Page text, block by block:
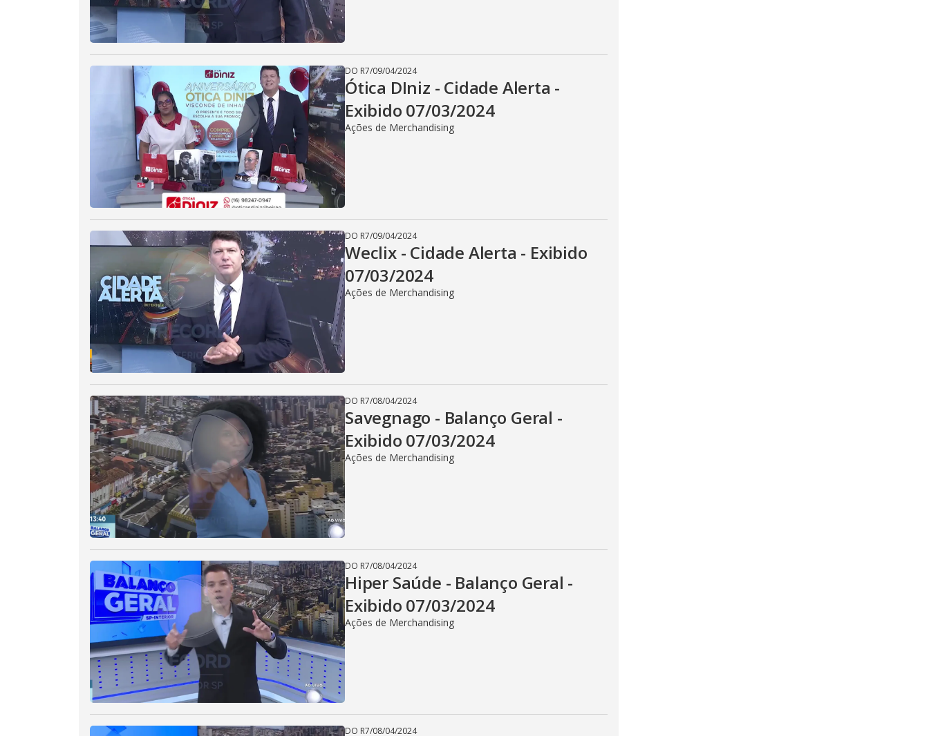
DO R7/09/04/2024
Ótica DIniz - Cidade Alerta -
Exibido 07/03/2024
Ações de Merchandising
DO R7/09/04/2024
Weclix - Cidade Alerta - Exibido
07/03/2024
Ações de Merchandising
DO R7/08/04/2024
Savegnago - Balanço Geral -
Exibido 07/03/2024
Ações de Merchandising
DO R7/08/04/2024
Hiper Saúde - Balanço Geral -
Exibido 07/03/2024
Ações de Merchandising
DO R7/08/04/2024